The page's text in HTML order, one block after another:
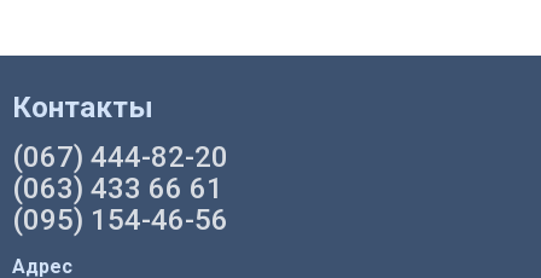
Контакты
(067) 444-82-20
(063) 433 66 61
(095) 154-46-56
Адрес